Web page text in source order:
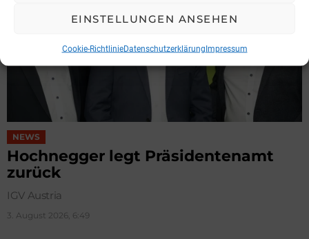
EINSTELLUNGEN ANSEHEN
Cookie-RichtlinieDatenschutzerklärungImpressum
NEWS
Hochnegger legt Präsidentenamt
zurück
IGV Austria
3. August 2026, 6:49